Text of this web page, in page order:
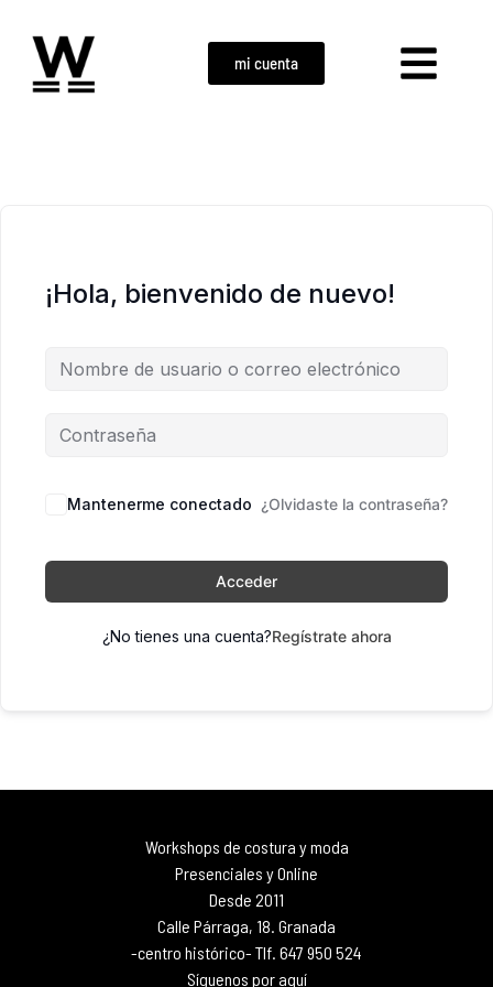
mi cuenta
¡Hola, bienvenido de nuevo!
Mantenerme conectado ¿Olvidaste la contraseña?
Acceder
¿No tienes una cuenta?Regístrate ahora
Workshops de costura y moda
Presenciales y Online
Desde 2011
Calle Párraga, 18. Granada
-centro histórico- Tlf. 647 950 524
Síguenos por aquí